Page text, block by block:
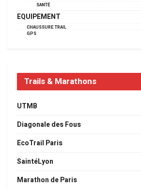
SANTÉ
EQUIPEMENT
CHAUSSURE TRAIL
GPS
Trails & Marathons
UTMB
Diagonale des Fous
EcoTrail Paris
SaintéLyon
Marathon de Paris